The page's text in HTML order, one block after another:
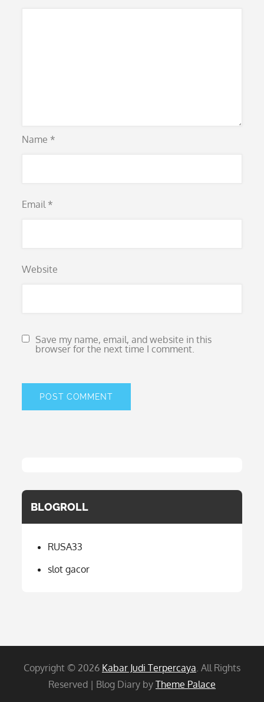
Name *
Email *
Website
Save my name, email, and website in this
browser for the next time I comment.
BLOGROLL
RUSA33
slot gacor
Copyright © 2026 Kabar Judi Terpercaya. All Rights
Reserved | Blog Diary by Theme Palace